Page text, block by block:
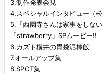
3.制作発表会見
4.スペシャルインタビュー（
5.『西園寺さんは家事をしな
「strawberry」SPムービー!!
6.カズト横井の胃袋泥棒飯
7.オールアップ集
8.SPOT集